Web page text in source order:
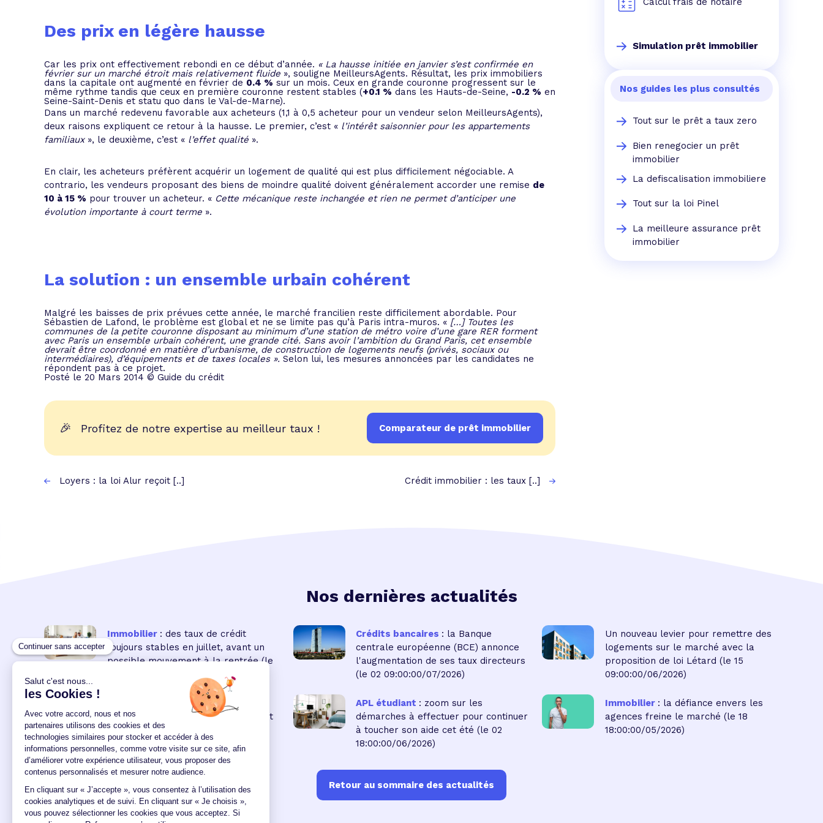
Des prix en légère hausse
Car les prix ont effectivement rebondi en ce début d’année. « La hausse initiée en janviers’est confirmée en
février sur un marché étroit mais relativement fluide », souligne MeilleursAgents. Résultat, les prix immobiliers
dans la capitale ont augmenté en février de 0.4 % sur un mois. Ceux en grande couronne progressent sur le
même rythme tandis que ceux en première couronne restent stables (+0.1 % dans les Hauts-de-Seine, -0.2 % en
Seine-Saint-Denis et statu quo dans le Val-de-Marne).
Dans un marché redevenu favorable aux acheteurs (1,1 à 0,5 acheteur pour un vendeur selon MeilleursAgents),
deux raisons expliquent ce retour à la hausse. Le premier, c’est « l’intérêt saisonnier pour les appartements
familiaux», le deuxième, c’est « l’effet qualité ».
En clair, les acheteurs préfèrent acquérir un logement de qualité qui est plus difficilement négociable. A
contrario, les vendeurs proposant des biens de moindre qualité doivent généralement accorder une remise de
10 à 15 % pour trouver un acheteur. « Cette mécanique reste inchangée et rien ne permet d’anticiper une
évolution importante à court terme ».
La solution : un ensemble urbain cohérent
Malgré les baisses de prix prévues cette année, le marché francilien reste difficilement abordable. Pour
Sébastien de Lafond, le problème est global et ne se limite pas qu’à Paris intra-muros. « […] Toutes les
communes de la petite couronne disposant au minimum d’une station de métro voire d’une gare RER forment
avec Paris un ensemble urbain cohérent, une grande cité. Sans avoir l’ambition du Grand Paris, cet ensemble
devrait être coordonné en matière d’urbanisme, de construction de logements neufs (privés, sociaux ou
intermédiaires), d’équipements et de taxes locales». Selon lui, les mesures annoncées par les candidates ne
répondent pas à ce projet.
Posté le 20 Mars 2014 © Guide du crédit
🎉 Profitez de notre expertise au meilleur taux ! Comparateur de prêt immobilier
Loyers : la loi Alur reçoit [..] Crédit immobilier : les taux [..]
Simulation prêt immobilier
Nos guides les plus consultés
Tout sur le prêt a taux zero
Bien renegocier un prêt
immobilier
La defiscalisation immobiliere
Tout sur la loi Pinel
La meilleure assurance prêt
immobilier
Nos dernières actualités
Immobilier : des taux de crédit
toujours stables en juillet, avant un
possible mouvement à la rentrée (le
Crédits bancaires : la Banque
centrale européenne (BCE) annonce
l'augmentation de ses taux directeurs
(le 02 09:00:00/07/2026)
Un nouveau levier pour remettre des
logements sur le marché avec la
proposition de loi Létard (le 15
09:00:00/06/2026)
: la remontée des
taux réduit encore le pouvoir d'achat
des acquéreurs
12:00:00/06/2026)
APL étudiant : zoom sur les
démarches à effectuer pour continuer
à toucher son aide cet été (le 02
18:00:00/06/2026)
Immobilier : la défiance envers les
agences freine le marché (le 18
18:00:00/05/2026)
Retour au sommaire des actualités